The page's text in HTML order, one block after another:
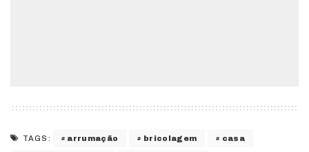
TAGS: arrumação bricolagem casa